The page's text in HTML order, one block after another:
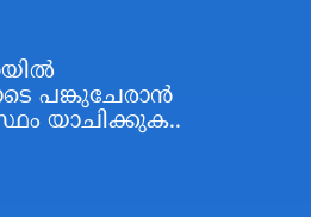
പങ്കുചേരാന്‍
യാചിക്കുക..